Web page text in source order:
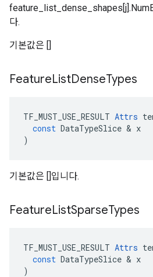
다.
기본값은 []
FeatureListDenseTypes
TF_MUST_USE_RESULT Attrs
const DataTypeSlice & x
)
기본값은 []입니다.
FeatureListSparseTypes
TF_MUST_USE_RESULT Attrs
const DataTypeSlice & x
)